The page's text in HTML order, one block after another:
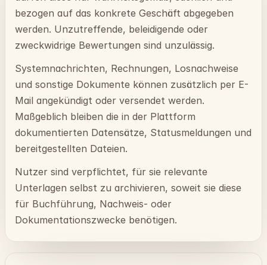
bezogen auf das konkrete Geschäft abgegeben
werden. Unzutreffende, beleidigende oder
zweckwidrige Bewertungen sind unzulässig.
Systemnachrichten, Rechnungen, Losnachweise
und sonstige Dokumente können zusätzlich per E-
Mail angekündigt oder versendet werden.
Maßgeblich bleiben die in der Plattform
dokumentierten Datensätze, Statusmeldungen und
bereitgestellten Dateien.
Nutzer sind verpflichtet, für sie relevante
Unterlagen selbst zu archivieren, soweit sie diese
für Buchführung, Nachweis- oder
Dokumentationszwecke benötigen.